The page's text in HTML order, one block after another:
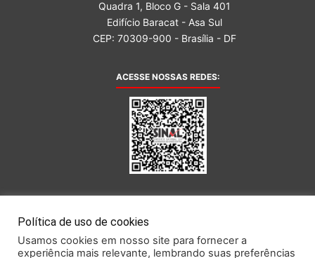
Quadra 1, Bloco G - Sala 401
Edifício Baracat - Asa Sul
CEP: 70309-900 - Brasília - DF
ACESSE NOSSAS REDES:
Política de uso de cookies
Usamos cookies em nosso site para fornecer a
experiência mais relevante, lembrando suas preferências